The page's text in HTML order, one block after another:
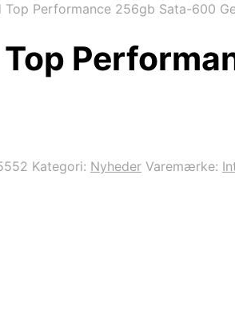
Top Performance 256gb Sata-600
Kategori: Nyheder Varemærke: